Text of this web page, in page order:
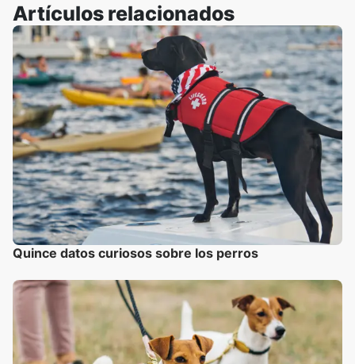
Artículos relacionados
Quince datos curiosos sobre los perros